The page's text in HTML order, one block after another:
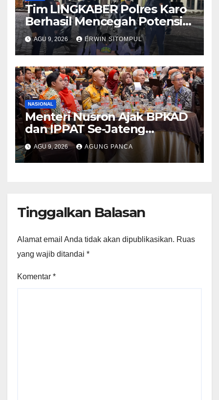
Tim LINGKABER Polres Karo
Berhasil Mencegah Potensi
Tawuran di Berastagi
AGU 9, 2026 ERWIN SITOMPUL
NASIONAL
Menteri Nusron Ajak BPKAD
dan IPPAT Se-Jateng
Perkuat Sinergi Wujudkan
Transformasi Layanan
Pertanahan
AGU 9, 2026 AGUNG PANCA
Tinggalkan Balasan
Alamat email Anda tidak akan dipublikasikan. Ruas
yang wajib ditandai *
Komentar *